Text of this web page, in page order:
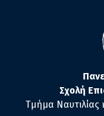
Σχολή
Τμήμα Ναυτιλίας